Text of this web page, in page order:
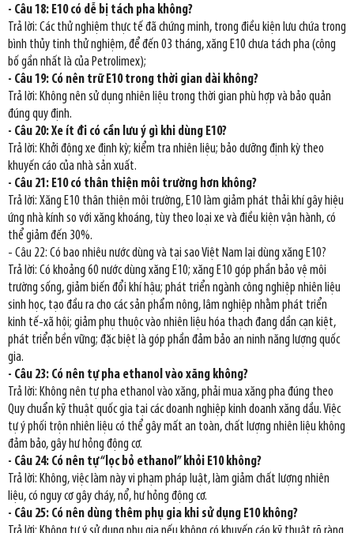
- Câu 18: E10 có dễ bị tách pha không?
Trả lời: Các thử nghiệm thực tế đã chứng minh, trong điều kiện lưu chứa trong
bình thủy tinh thử nghiệm, để đến 03 tháng, xăng E10 chưa tách pha (công
bố gần nhất là của Petrolimex);
- Câu 19: Có nên trữ E10 trong thời gian dài không?
Trả lời: Không nên sử dụng nhiên liệu trong thời gian phù hợp và bảo quản
đúng quy định.
- Câu 20: Xe ít đi có cần lưu ý gì khi dùng E10?
Trả lời: Khởi động xe định kỳ; kiểm tra nhiên liệu; bảo dưỡng định kỳ theo
khuyến cáo của nhà sản xuất.
- Câu 21: E10 có thân thiện môi trường hơn không?
Trả lời: Xăng E10 thân thiện môi trường, E10 làm giảm phát thải khí gây hiệu
ứng nhà kính so với xăng khoáng, tùy theo loại xe và điều kiện vận hành, có
thể giảm đến 30%.
- Câu 22: Có bao nhiêu nước dùng và tại sao Việt Nam lại dùng xăng E10?
Trả lời: Có khoảng 60 nước dùng xăng E10; xăng E10 góp phần bảo vệ môi
trường sống, giảm biến đổi khí hậu; phát triển ngành công nghiệp nhiên liệu
sinh học, tạo đầu ra cho các sản phẩm nông, lâm nghiệp nhằm phát triển
kinh tế-xã hội; giảm phụ thuộc vào nhiên liệu hóa thạch đang dần cạn kiệt,
phát triển bền vững; đặc biệt là góp phần đảm bảo an ninh năng lượng quốc
gia.
- Câu 23: Có nên tự pha ethanol vào xăng không?
Trả lời: Không nên tự pha ethanol vào xăng, phải mua xăng pha đúng theo
Quy chuẩn kỹ thuật quốc gia tại các doanh nghiệp kinh doanh xăng dầu. Việc
tự ý phối trộn nhiên liệu có thể gây mất an toàn, chất lượng nhiên liệu không
đảm bảo, gây hư hỏng động cơ.
- Câu 24: Có nên tự “lọc bỏ ethanol” khỏi E10 không?
Trả lời: Không, việc làm này vi phạm pháp luật, làm giảm chất lượng nhiên
liệu, có nguy cơ gây cháy, nổ, hư hỏng động cơ.
- Câu 25: Có nên dùng thêm phụ gia khi sử dụng E10 không?